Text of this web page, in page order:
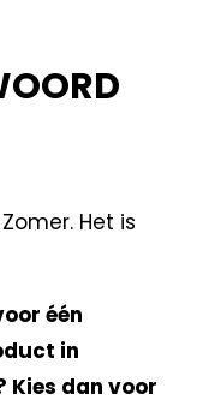
Het is
één
in
Kies dan voor